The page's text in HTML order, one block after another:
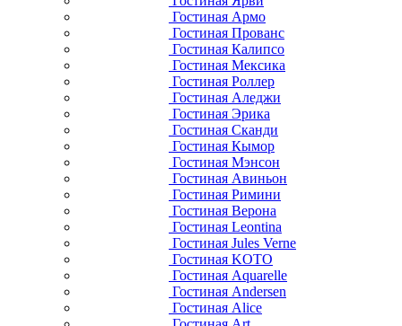
Гостиная Армо
Гостиная Прованс
Гостиная Калипсо
Гостиная Мексика
Гостиная Роллер
Гостиная Аледжи
Гостиная Эрика
Гостиная Сканди
Гостиная Кымор
Гостиная Мэнсон
Гостиная Авиньон
Гостиная Римини
Гостиная Верона
Гостиная Leontina
Гостиная Jules Verne
Гостиная KOTO
Гостиная Aquarelle
Гостиная Andersen
Гостиная Alice